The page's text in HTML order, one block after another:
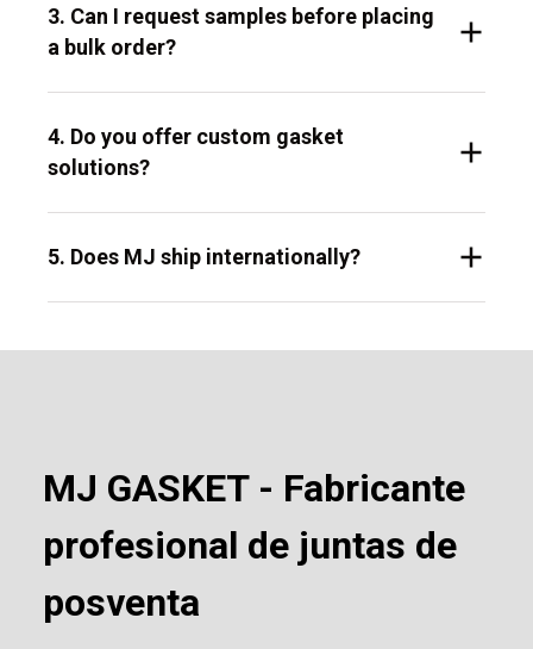
3. Can I request samples before placing
a bulk order?
4. Do you offer custom gasket
solutions?
5. Does MJ ship internationally?
MJ GASKET - Fabricante
profesional de juntas de
posventa